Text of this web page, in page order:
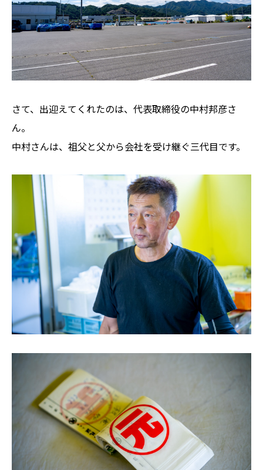
さて、出迎えてくれたのは、代表取締役の中村邦彦さ
ん。
中村さんは、祖父と父から会社を受け継ぐ三代目です。